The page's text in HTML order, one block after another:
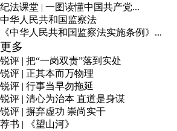
纪法课堂 | 一图读懂中国共产党...
中华人民共和国监察法
《中华人民共和国监察法实施条例》...
更多
锐评 | 把“一岗双责”落到实处
锐评 | 正其本而万物理
锐评 | 行事当早勿拖延
锐评 | 清心为治本 直道是身谋
锐评 | 摒弃虚功 崇尚实干
荐书 | 《望山河》